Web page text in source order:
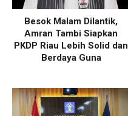
Besok Malam Dilantik,
Amran Tambi Siapkan
PKDP Riau Lebih Solid dan
Berdaya Guna